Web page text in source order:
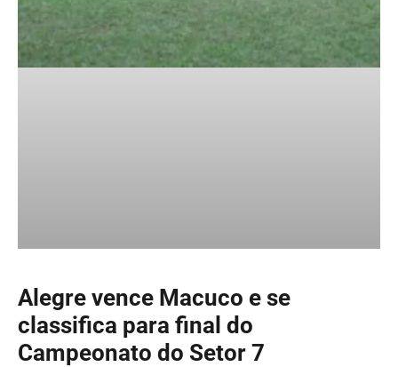
Alegre vence Macuco e se
classifica para final do
Campeonato do Setor 7